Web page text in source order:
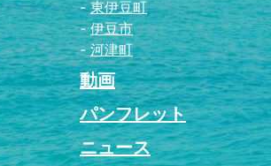
東伊豆町
伊豆市
河津町
動画
パンフレット
ニュース